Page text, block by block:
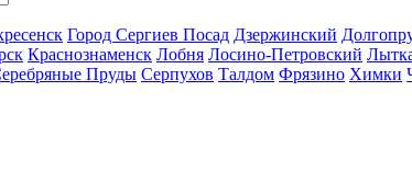
Город Сергиев Посад Дзержинский
Краснознаменск Лобня Лосино-Петровский
Пруды Серпухов Талдом Фрязино Химки